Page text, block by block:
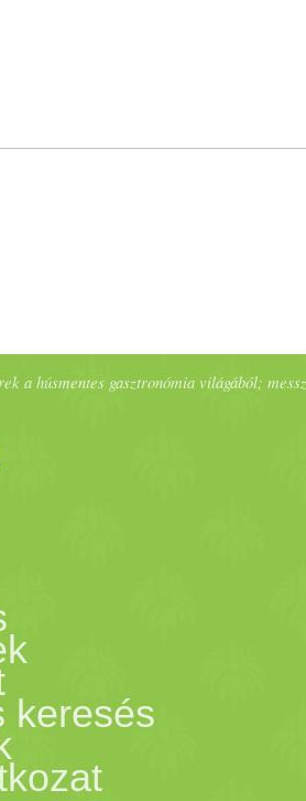
a húsmentes gasztronómia világából;
keresés